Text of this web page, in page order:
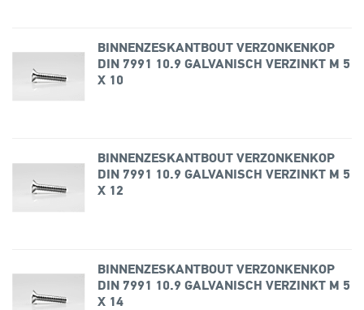
BINNENZESKANTBOUT VERZONKENKOP
DIN 7991 10.9 GALVANISCH VERZINKT M 5
X 10
BINNENZESKANTBOUT VERZONKENKOP
DIN 7991 10.9 GALVANISCH VERZINKT M 5
X 12
BINNENZESKANTBOUT VERZONKENKOP
DIN 7991 10.9 GALVANISCH VERZINKT M 5
X 14